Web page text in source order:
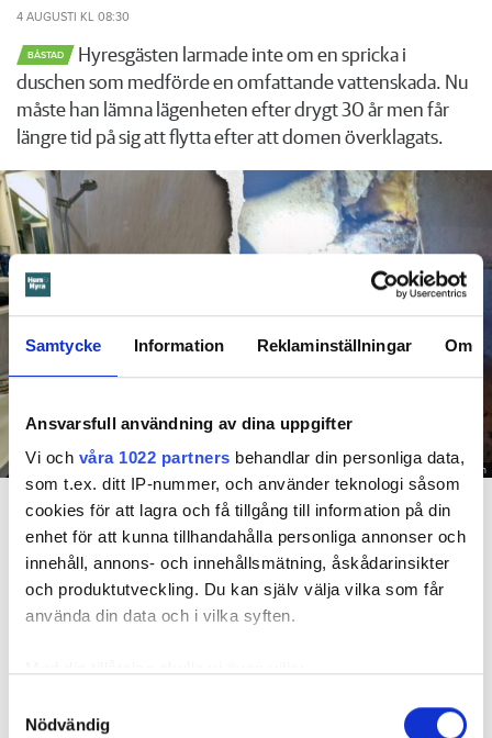
Samtycke Information Reklaminställningar Om
Ansvarsfull användning av dina uppgifter
Vi och våra 1022 partners behandlar din personliga data,
som t.ex. ditt IP-nummer, och använder teknologi såsom
cookies för att lagra och få tillgång till information på din
enhet för att kunna tillhandahålla personliga annonser och
innehåll, annons- och innehållsmätning, åskådarinsikter
och produktutveckling. Du kan själv välja vilka som får
använda din data och i vilka syften.
som kan ha en noggrannhet på upp till flera meter
Nödvändig
4 AUGUSTI KL 08:30
BÅSTAD
Hyresgästen larmade inte om en spricka i
duschen som medförde en omfattande vattenskada. Nu
måste han lämna lägenheten efter drygt 30 år men får
längre tid på sig att flytta efter att domen överklagats.
Foto: Hyresnämnden
En inspektion visade att vatten under en längre tid läckt in genom sprickor i väggen (de
röda markeringarna) och orsakat rötskador i syllen.
Dela Tweeta
Hyresgästen har bott i lägenheten i skånska Båstad sedan
Skada upptäcktes av hantverkare